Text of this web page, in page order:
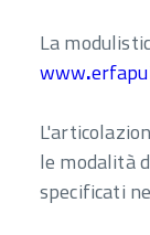
La
www.
le modalità
specificati